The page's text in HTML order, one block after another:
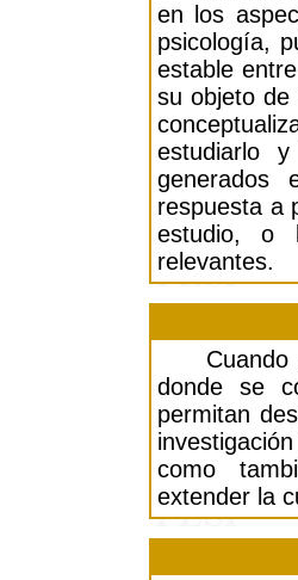
en los
psicología,
estable
su objeto
estudiarlo
generados
respuesta a
estudio, o
relevantes.
Cuando
donde se
permitan
como
extender la